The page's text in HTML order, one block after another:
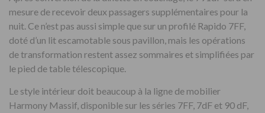
mesure de recevoir deux passagers supplémentaires pour la
nuit. Ce n’est pas aussi simple que sur un profilé Rapido 7FF,
doté d’un lit escamotable sous pavillon, mais les opérations
de transformation restent assez sommaires et simplifiées par
le pied de table télescopique.
Le style intérieur doit beaucoup à la ligne de mobilier
Harmony Massif, disponible sur les séries 7FF, 7dF et 90 dF,